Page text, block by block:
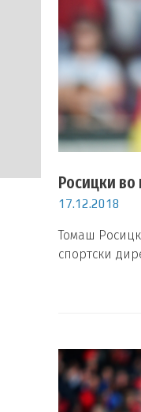
Росицки во
17.12.2018
Томаш
спортски